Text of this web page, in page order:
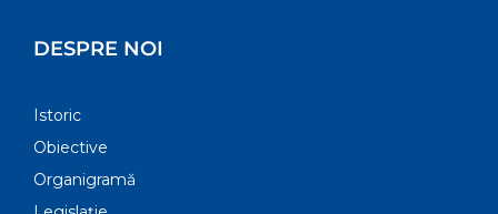
DESPRE NOI
Istoric
Obiective
Organigramă